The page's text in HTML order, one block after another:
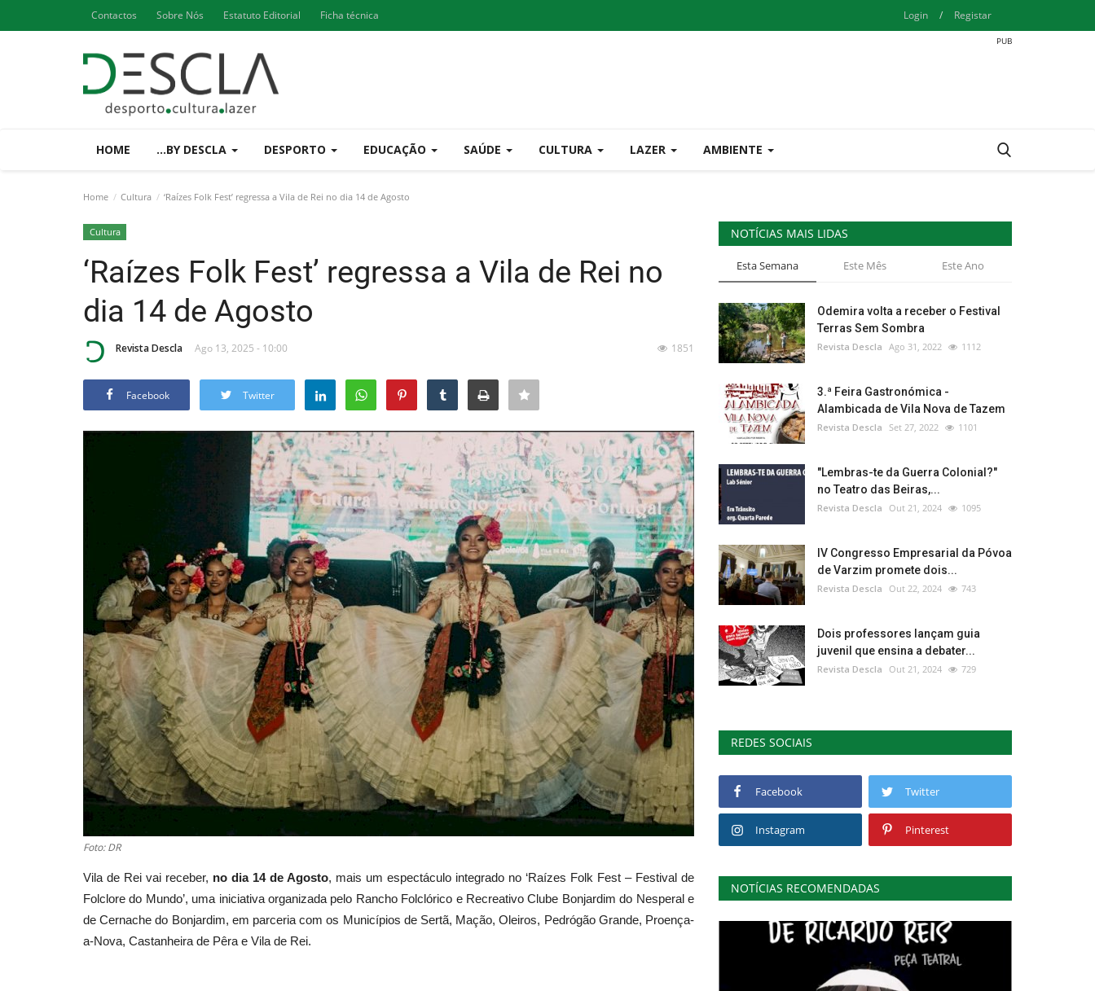
Contactos Sobre Nós Estatuto Editorial Ficha técnica Login / Registar
HOME ...BY DESCLA DESPORTO EDUCAÇÃO SAÚDE CULTURA LAZER AMBIENTE
Home Cultura ‘Raízes Folk Fest’ regressa a Vila de Rei no dia 14 de Agosto
Cultura
‘Raízes Folk Fest’ regressa a Vila de Rei no
dia 14 de Agosto
Revista Descla Ago 13, 2025 - 10:00 1851
Facebook Twitter
Foto: DR
Vila de Rei vai receber, no dia 14 de Agosto, mais um espectáculo integrado no ‘Raízes Folk Fest – Festival de
Folclore do Mundo’, uma iniciativa organizada pelo Rancho Folclórico e Recreativo Clube Bonjardim do Nesperal e
de Cernache do Bonjardim, em parceria com os Municípios de Sertã, Mação, Oleiros, Pedrógão Grande, Proença-
a-Nova, Castanheira de Pêra e Vila de Rei.
NOTÍCIAS MAIS LIDAS
Esta Semana Este Mês Este Ano
Odemira volta a receber o Festival
Terras Sem Sombra
Revista Descla Ago 31, 2022 1112
3.ª Feira Gastronómica -
Alambicada de Vila Nova de Tazem
Revista Descla Set 27, 2022 1101
"Lembras-te da Guerra Colonial?"
no Teatro das Beiras,...
Revista Descla Out 21, 2024 1095
IV Congresso Empresarial da Póvoa
de Varzim promete dois...
Revista Descla Out 22, 2024 743
Dois professores lançam guia
juvenil que ensina a debater...
Revista Descla Out 21, 2024 729
REDES SOCIAIS
Facebook Twitter
Instagram Pinterest
NOTÍCIAS RECOMENDADAS